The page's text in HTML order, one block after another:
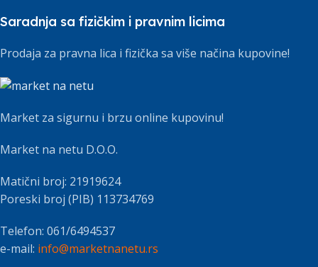
Saradnja sa fizičkim i pravnim licima
Prodaja za pravna lica i fizička sa više načina kupovine!
Market za sigurnu i brzu online kupovinu!
Market na netu D.O.O.
Matični broj: 21919624
Poreski broj (PIB) 113734769
Telefon: 061/6494537
e-mail: info@marketnanetu.rs